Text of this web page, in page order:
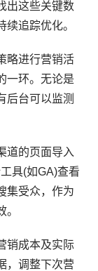
出这些关键数
追踪优化。
略进行营销活
一环。无论是
后台可以监测
道的页面导入
具(如GA)查看
集受众，作为
销成本及实际
，调整下次营